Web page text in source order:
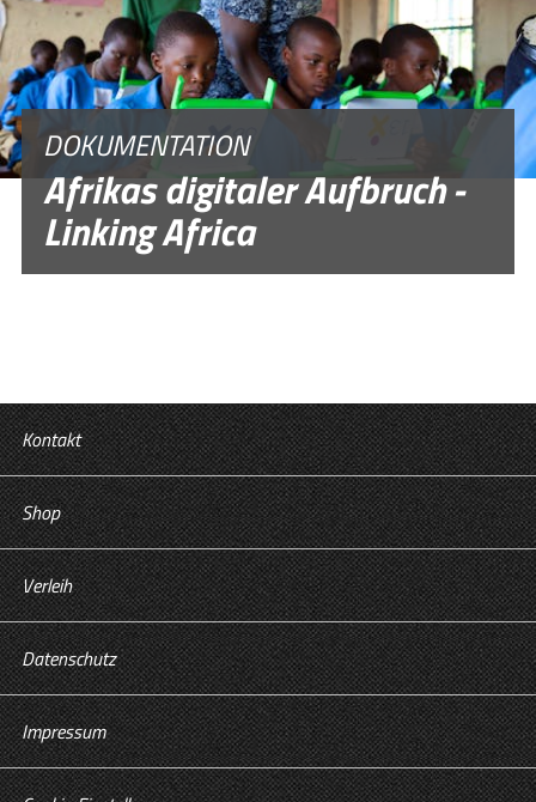
DOKUMENTATION
Afrikas digitaler Aufbruch -
Linking Africa
Kontakt
Shop
Verleih
Datenschutz
Impressum